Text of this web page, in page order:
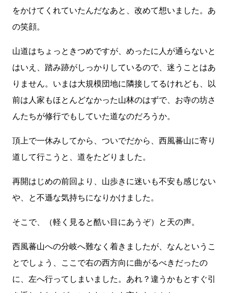
をかけてくれていたんだなあと、改めて想いました。あ
の笑顔。
山道はちょっときつめですが、めったに人が通らないと
はいえ、踏み跡がしっかりしているので、迷うことはあ
りません。いまは大規模団地に隣接してるけれども、以
前は人家もほとんどなかった山林のはずで、お寺の坊さ
んたちが修行でもしていた道なのだろうか。
頂上で一休みしてから、ついでだから、西風蕃山に寄り
道して行こうと、道をたどりました。
再開はじめの前回より、山歩きに迷いも不安も感じない
や、と不遜な気持ちになりかけました。
そこで、（軽く見ると酷い目にあうぞ）と天の声。
西風蕃山への分岐へ難なく着きましたが、なんというこ
とでしょう、ここで右の西方向に曲がるべきだったの
に、左へ行ってしまいました。あれ？違うかもとすぐ引